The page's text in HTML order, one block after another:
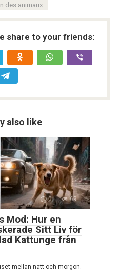
des animaux
share to your friends:
also like
0 69
Mod: Hur en
Sitt Liv för
Kattunge från
mellan natt och morgon.